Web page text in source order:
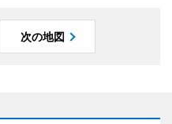
次の地図